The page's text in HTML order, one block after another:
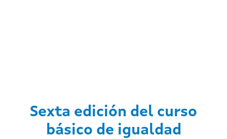
Sexta edición del curso
básico de igualdad